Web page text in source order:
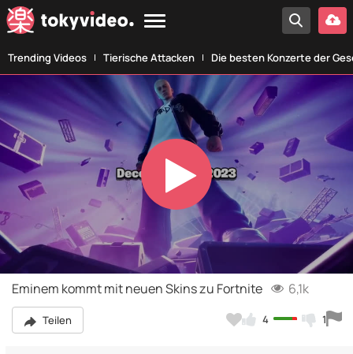
Trending Videos Tierische Attacken Die besten Konzerte der
Play
Video
Eminem kommt mit neuen Skins zu Fortnite 6,1k
Teilen 4 1